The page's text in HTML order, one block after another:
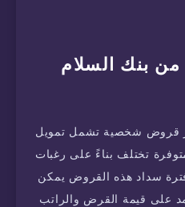
بنك السلام
قروض شخصية تشمل تمويل
تختلف بناءً على رغبات
سداد هذه القروض يمكن
وتعتمد على قيمة القرض والراتب